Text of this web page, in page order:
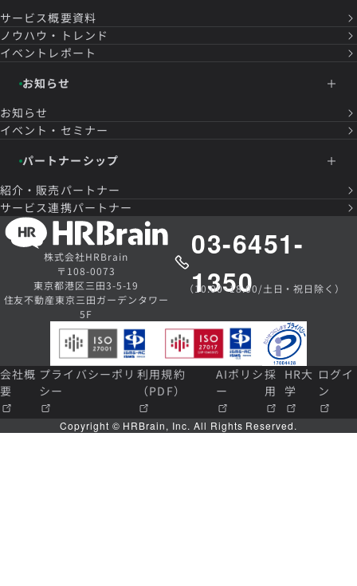
サービス概要資料
ノウハウ・トレンド
イベントレポート
お知らせ
お知らせ
イベント・セミナー
パートナーシップ
紹介・販売パートナー
サービス連携パートナー
株式会社HRBrain
〒108-0073
東京都港区三田3-5-19
住友不動産東京三田ガーデンタワー
5F
03-6451-
1350
（10:00~18:00/土日・祝日除く）
会社概
要
プライバシーポリ
シー
利用規約
（PDF）
AIポリシ
ー
採
用
HR大
学
ログイ
ン
Copyright © HRBrain, Inc. All Rights Reserved.